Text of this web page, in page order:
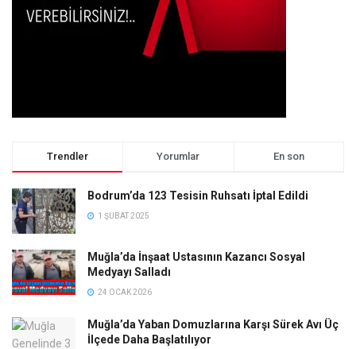
Trendler Yorumlar En son
Bodrum’da 123 Tesisin Ruhsatı İptal Edildi
1 ŞUBAT 2025
Muğla’da İnşaat Ustasının Kazancı Sosyal
Medyayı Salladı
24 OCAK 2026
Muğla’da Yaban Domuzlarına Karşı Sürek Avı Üç
İlçede Daha Başlatılıyor